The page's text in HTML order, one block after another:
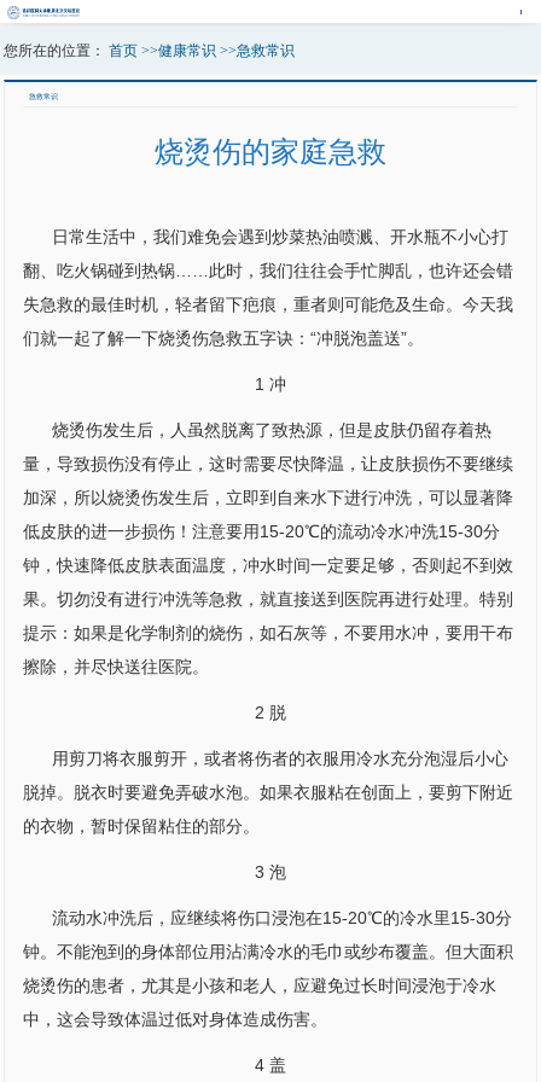
您所在的位置：首页 >>健康常识 >>急救常识
急救常识
烧烫伤的家庭急救
日常生活中，我们难免会遇到炒菜热油喷溅、开水瓶不小心打
翻、吃火锅碰到热锅……此时，我们往往会手忙脚乱，也许还会错
失急救的最佳时机，轻者留下疤痕，重者则可能危及生命。今天我
们就一起了解一下烧烫伤急救五字诀：“冲脱泡盖送”。
1 冲
烧烫伤发生后，人虽然脱离了致热源，但是皮肤仍留存着热
量，导致损伤没有停止，这时需要尽快降温，让皮肤损伤不要继续
加深，所以烧烫伤发生后，立即到自来水下进行冲洗，可以显著降
低皮肤的进一步损伤！注意要用15-20℃的流动冷水冲洗15-30分
钟，快速降低皮肤表面温度，冲水时间一定要足够，否则起不到效
果。切勿没有进行冲洗等急救，就直接送到医院再进行处理。特别
提示：如果是化学制剂的烧伤，如石灰等，不要用水冲，要用干布
擦除，并尽快送往医院。
2 脱
用剪刀将衣服剪开，或者将伤者的衣服用冷水充分泡湿后小心
脱掉。脱衣时要避免弄破水泡。如果衣服粘在创面上，要剪下附近
的衣物，暂时保留粘住的部分。
3 泡
流动水冲洗后，应继续将伤口浸泡在15-20℃的冷水里15-30分
钟。不能泡到的身体部位用沾满冷水的毛巾或纱布覆盖。但大面积
烧烫伤的患者，尤其是小孩和老人，应避免过长时间浸泡于冷水
中，这会导致体温过低对身体造成伤害。
4 盖